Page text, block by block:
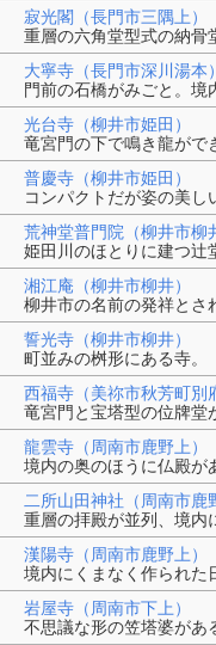
寂光閣（長門市三隅上）
重層の六角堂型式の納骨
大寧寺（長門市深川湯本）
門前の石橋がみごと。境
光台寺（柳井市姫田）
竜宮門の下で鳴き龍がで
普慶寺（柳井市姫田）
コンパクトだが姿の美し
荒神堂普門院（柳井市柳
姫田川のほとりに建つ辻
湘江庵（柳井市柳井）
柳井市の名前の発祥とさ
誓光寺（柳井市柳井）
町並みの桝形にある寺。
西福寺（美祢市秋芳町別
竜宮門と宝塔型の位牌堂
龍雲寺（周南市鹿野上）
境内の奥のほうに仏殿が
二所山田神社（周南市鹿
重層の拝殿が並列、境内
漢陽寺（周南市鹿野上）
境内にくまなく作られた
岩屋寺（周南市下上）
不思議な形の笠塔婆があ